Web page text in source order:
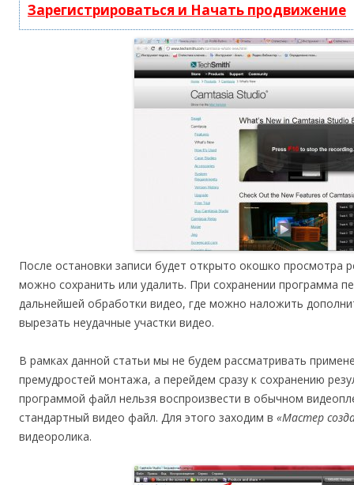
Зарегистрироваться и Начать продвижение
После остановки записи будет открыто окошко просмотра
можно сохранить или удалить. При сохранении программа
дальнейшей обработки видео, где можно наложить
вырезать неудачные участки видео.
В рамках данной статьи мы не будем рассматривать
премудростей монтажа, а перейдем сразу к сохранению
программой файл нельзя воспроизвести в обычном
стандартный видео файл. Для этого заходим в «Мастер
видеоролика.